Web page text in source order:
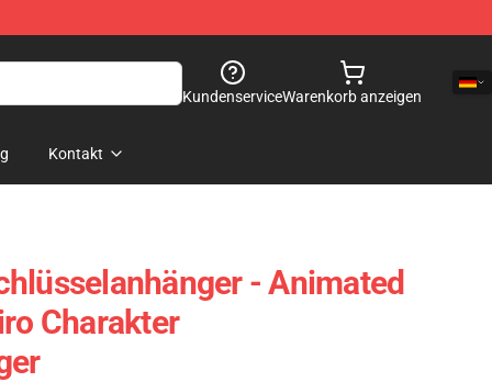
KundenserviceWarenkorb anzeigen
Kontakt
- Animated
Charakter